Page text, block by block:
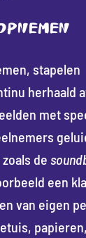
stapelen
herhaald
met
de
een
van eigen